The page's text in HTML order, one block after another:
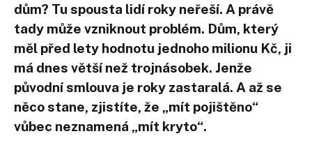
dům? Tu spousta lidí roky neřeší. A právě
tady může vzniknout problém. Dům, který
měl před lety hodnotu jednoho milionu Kč, ji
má dnes větší než trojnásobek. Jenže
původní smlouva je roky zastaralá. A až se
něco stane, zjistíte, že „mít pojištěno“
vůbec neznamená „mít kryto“.